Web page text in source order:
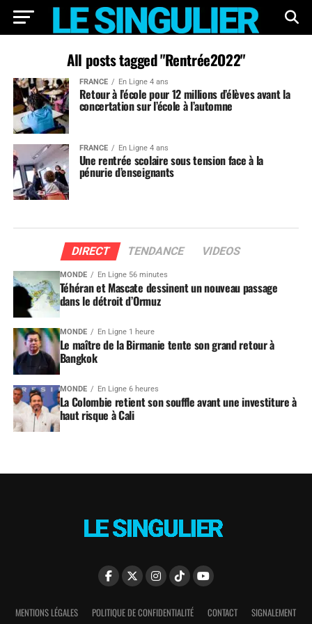
All posts tagged "Rentrée2O22"
FRANCE En Ligne 4 ans
Retour à l’école pour 12 millions d’élèves avant la
concertation sur l’école à l’automne
FRANCE En Ligne 4 ans
Une rentrée scolaire sous tension face à la
pénurie d’enseignants
DIRECT TENDANCE VIDEOS
MONDE En Ligne 56 minutes
Téhéran et Mascate dessinent un nouveau passage
dans le détroit d’Ormuz
MONDE En Ligne 1 heure
Le maître de la Birmanie tente son grand retour à
Bangkok
MONDE En Ligne 6 heures
La Colombie retient son souffle avant une investiture à
haut risque à Cali
MENTIONS LÉGALES POLITIQUE DE CONFIDENTIALITÉ CONTACT SIGNALEMENT